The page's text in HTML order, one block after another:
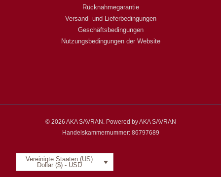
Rücknahmegarantie
Versand- und Lieferbedingungen
Geschäftsbedingungen
Nutzungsbedingungen der Website
© 2026 AKA SAVRAN. Powered by AKA SAVRAN
Handelskammernummer: 86797689
Vereinigte Staaten (US)
Dollar ($) - USD